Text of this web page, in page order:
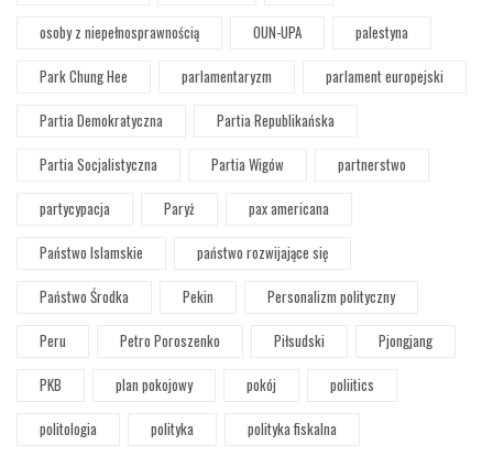
osoby z niepełnosprawnością
OUN-UPA
palestyna
Park Chung Hee
parlamentaryzm
parlament europejski
Partia Demokratyczna
Partia Republikańska
Partia Socjalistyczna
Partia Wigów
partnerstwo
partycypacja
Paryż
pax americana
Państwo Islamskie
państwo rozwijające się
Państwo Środka
Pekin
Personalizm polityczny
Peru
Petro Poroszenko Piłsudski
Pjongjang
PKB
plan pokojowy pokój
poliitics
politologia
polityka
polityka fiskalna